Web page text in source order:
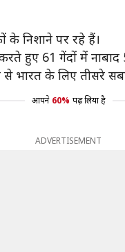
निशाने पर रहे हैं।
हुए 61 गेंदों में नाबाद
भारत के लिए तीसरे
आपने 60% पढ़ लिया है
ADVERTISEMENT